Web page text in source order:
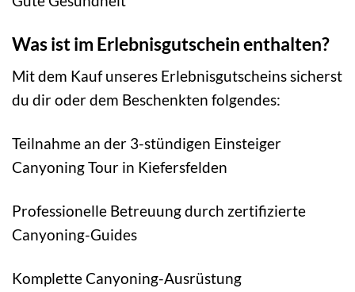
Was ist im Erlebnisgutschein enthalten?
Mit dem Kauf unseres Erlebnisgutscheins sicherst
du dir oder dem Beschenkten folgendes:
Teilnahme an der 3-stündigen Einsteiger
Canyoning Tour in Kiefersfelden
Professionelle Betreuung durch zertifizierte
Canyoning-Guides
Komplette Canyoning-Ausrüstung